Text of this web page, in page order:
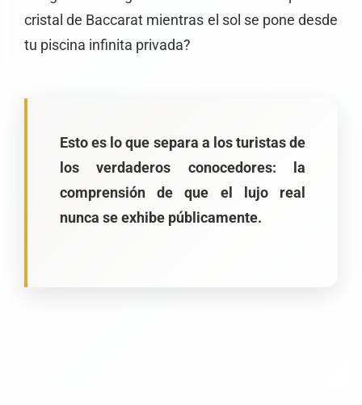
cristal de Baccarat mientras el sol se pone desde
tu piscina infinita privada?
Esto es lo que separa a los turistas de
los verdaderos conocedores: la
comprensión de que el lujo real
nunca se exhibe públicamente.